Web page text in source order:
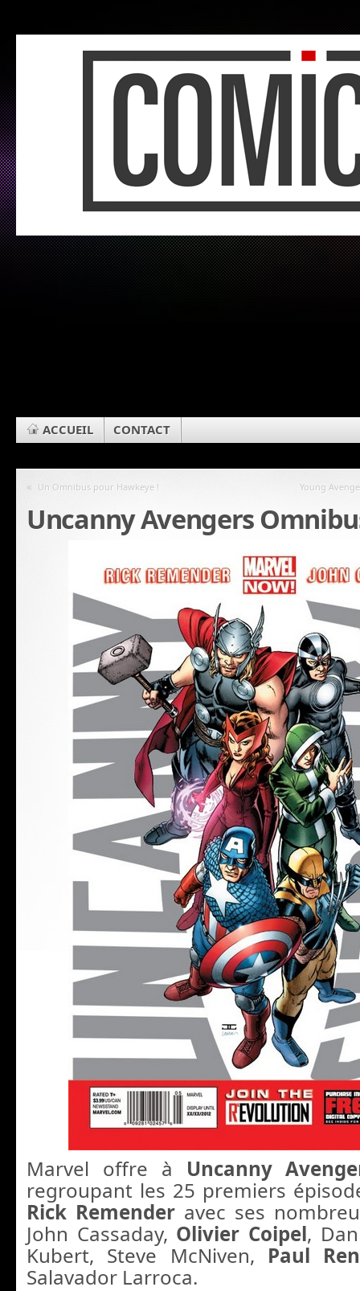
ACCUEIL CONTACT
« Un Omnibus pour Hawkeye ! Young
Uncanny Avengers
Marvel offre à Uncanny
regroupant les 25 premiers
Rick Remender avec ses
John Cassaday, Olivier Coipel,
Kubert, Steve McNiven, Paul
Salavador Larroca.